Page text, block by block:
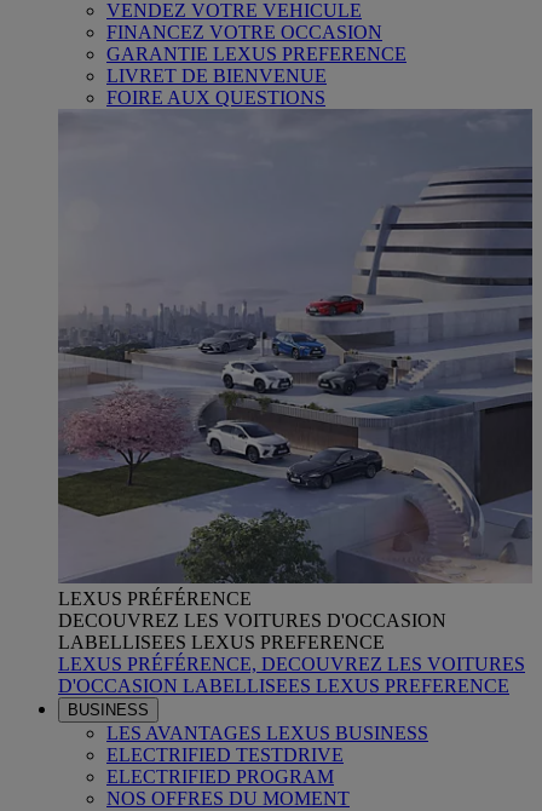
VENDEZ VOTRE VEHICULE
FINANCEZ VOTRE OCCASION
GARANTIE LEXUS PREFERENCE
LIVRET DE BIENVENUE
FOIRE AUX QUESTIONS
LEXUS PRÉFÉRENCE
DECOUVREZ LES VOITURES D'OCCASION
LABELLISEES LEXUS PREFERENCE
LEXUS PRÉFÉRENCE, DECOUVREZ LES VOITURES
D'OCCASION LABELLISEES LEXUS PREFERENCE
BUSINESS
LES AVANTAGES LEXUS BUSINESS
ELECTRIFIED TESTDRIVE
ELECTRIFIED PROGRAM
NOS OFFRES DU MOMENT